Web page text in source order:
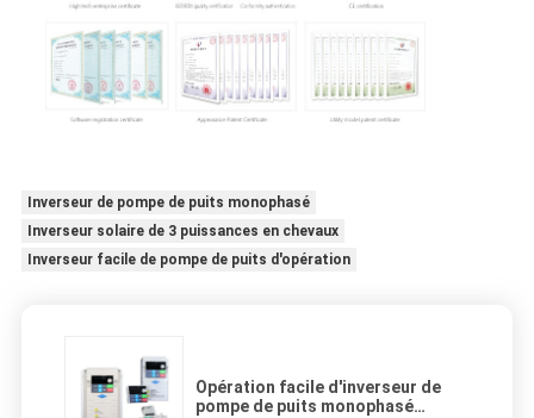
Inverseur de pompe de puits monophasé
Inverseur solaire de 3 puissances en chevaux
Inverseur facile de pompe de puits d'opération
Opération facile d'inverseur de
pompe de puits monophasé